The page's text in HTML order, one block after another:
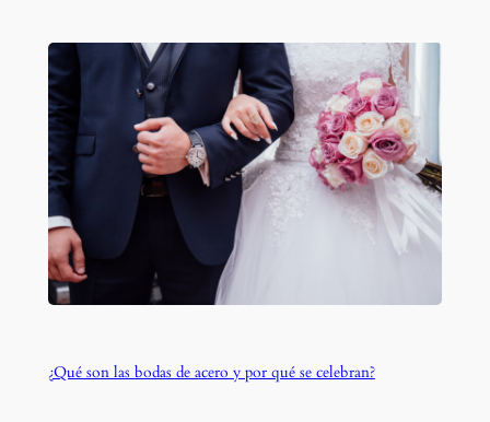
¿Qué son las bodas de acero y por qué se celebran?